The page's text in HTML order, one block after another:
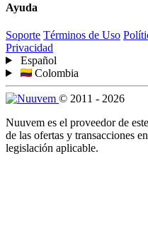
Ayuda
Soporte Términos de Uso
Privacidad
Español
Colombia
© 2011 - 2026
Nuuvem es el proveedor de
de las ofertas y transacciones
legislación aplicable.